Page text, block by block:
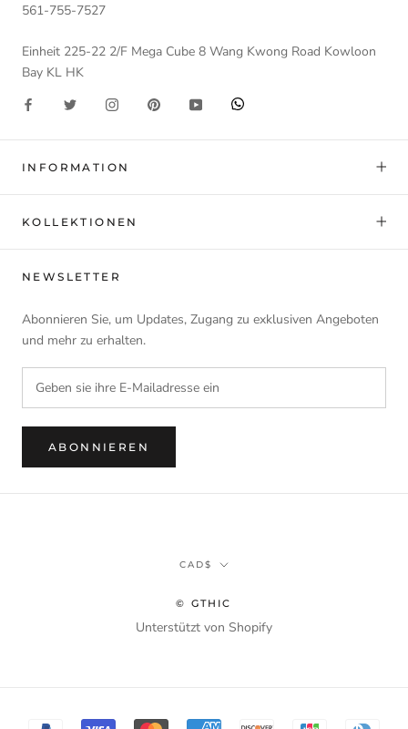
561-755-7527
Einheit 225-22 2/F Mega Cube 8 Wang Kwong Road Kowloon
Bay KL HK
INFORMATION
KOLLEKTIONEN
NEWSLETTER
Abonnieren Sie, um Updates, Zugang zu exklusiven Angeboten
und mehr zu erhalten.
ABONNIEREN
Währung
CAD$
© GTHIC
Unterstützt von Shopify